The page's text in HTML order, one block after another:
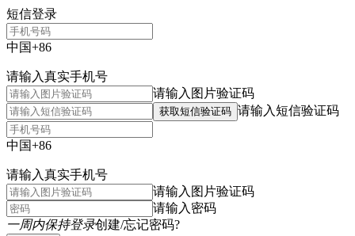
短信登录
中国+86
请输入真实手机号
请输入图片验证码
获取短信验证码 请输入短信验证码
中国+86
请输入真实手机号
请输入图片验证码
请输入密码
一周内保持登录创建/忘记密码?